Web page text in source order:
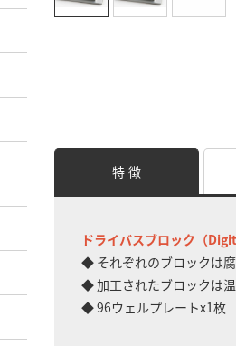
特 徴
ドライバスブロック（
◆ それぞれのブロックは
◆ 加工されたブロックは
◆ 96ウェルプレートx1枚